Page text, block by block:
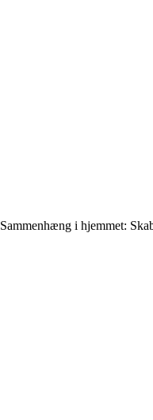
Sammenhæng i hjemmet: